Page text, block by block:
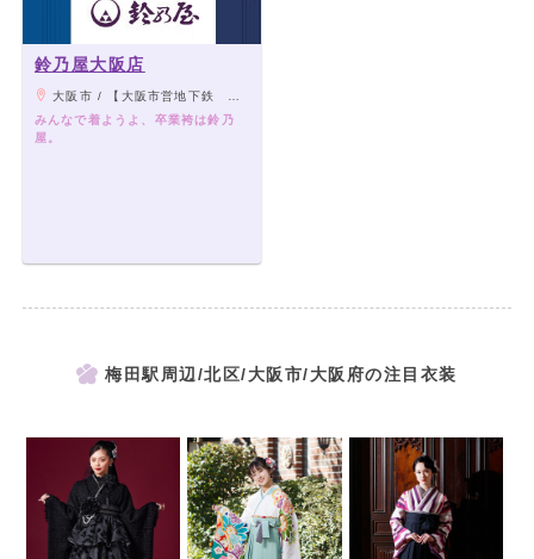
鈴乃屋大阪店
大阪市 / 【大阪市営地下鉄 御堂筋線】梅田駅 北改札口を出て右へ 徒歩約1分
みんなで着ようよ、卒業袴は鈴乃
屋。
梅田駅周辺/北区/大阪市/大阪府の注目衣装